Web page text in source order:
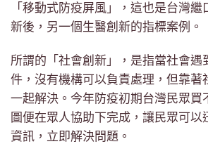
「移動式防疫屏風」，這也是台灣繼
新後，另一個生醫創新的指標案例。
所謂的「社會創新」，是指當社會遇
件，沒有機構可以負責處理，但靠著
一起解決。今年防疫初期台灣民眾買
圖便在眾人協助下完成，讓民眾可以
資訊，立即解決問題。